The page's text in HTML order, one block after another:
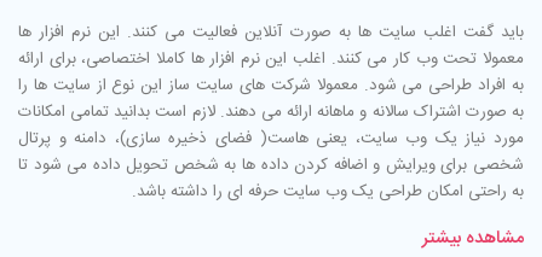
باید گفت اغلب سایت ها به صورت آنلاین فعالیت می کنند. این نرم افزار ها
معمولا تحت وب کار می کنند. اغلب این نرم افزار ها کاملا اختصاصی، برای ارائه
به افراد طراحی می شود. معمولا شرکت های سایت ساز این نوع از سایت ها را
به صورت اشتراک سالانه و ماهانه ارائه می دهند. لازم است بدانید تمامی امکانات
مورد نیاز یک وب سایت، یعنی هاست( فضای ذخیره سازی)، دامنه و پرتال
شخصی برای ویرایش و اضافه کردن داده ها به شخص تحویل داده می شود تا
به راحتی امکان طراحی یک وب سایت حرفه ای را داشته باشد.
مشاهده بیشتر